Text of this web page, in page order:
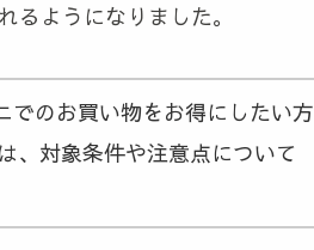
るようになりました。
でのお買い物をお得にしたい方
、対象条件や注意点について